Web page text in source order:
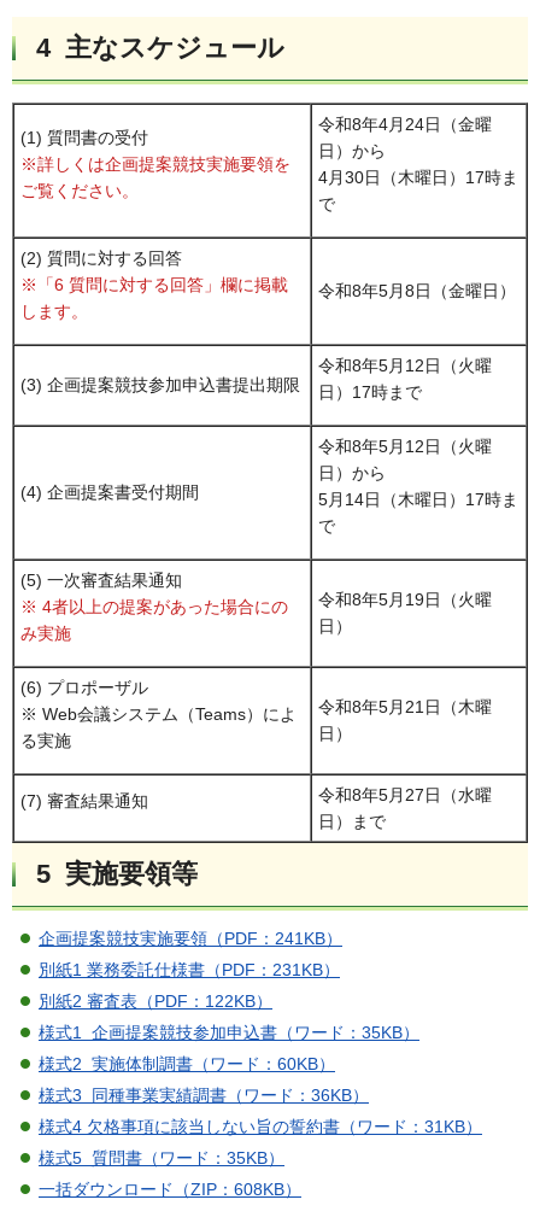
4 主なスケジュール
(1) 質問書の受付
※詳しくは企画提案競技実施要領を
ご覧ください。
令和8年4月24日（金曜
日）から
4月30日（木曜日）17時ま
で
(2) 質問に対する回答
※「6 質問に対する回答」欄に掲載
します。
令和8年5月8日（金曜日）
(3) 企画提案競技参加申込書提出期限
令和8年5月12日（火曜
日）17時まで
(4) 企画提案書受付期間
令和8年5月12日（火曜
日）から
5月14日（木曜日）17時ま
で
(5) 一次審査結果通知
※ 4者以上の提案があった場合にの
み実施
令和8年5月19日（火曜
日）
(6) プロポーザル
※ Web会議システム（Teams）によ
る実施
令和8年5月21日（木曜
日）
(7) 審査結果通知
令和8年5月27日（水曜
日）まで
5 実施要領等
企画提案競技実施要領（PDF：241KB）
別紙1 業務委託仕様書（PDF：231KB）
別紙2 審査表（PDF：122KB）
様式1 企画提案競技参加申込書（ワード：35KB）
様式2 実施体制調書（ワード：60KB）
様式3 同種事業実績調書（ワード：36KB）
様式4 欠格事項に該当しない旨の誓約書（ワード：31KB）
様式5 質問書（ワード：35KB）
一括ダウンロード（ZIP：608KB）